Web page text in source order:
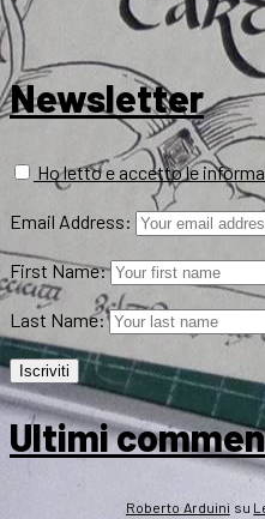
Newsletter
Ho letto e accetto le
Email Address:
First Name:
Last Name:
Ultimi
Roberto Arduini su